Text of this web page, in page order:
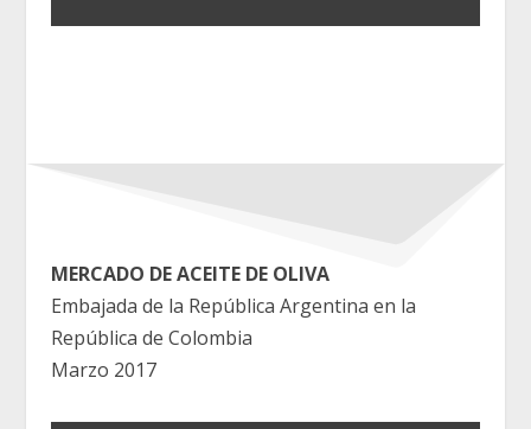
MERCADO DE ACEITE DE OLIVA
Embajada de la República Argentina en la
República de Colombia
Marzo 2017